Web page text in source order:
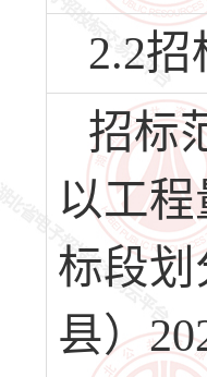
2.2招
招标
以工
标段
县）